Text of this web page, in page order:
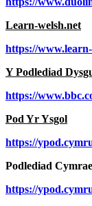
Learn-welsh.net
https://
Y Podlediad
https://
Pod Yr Ysgol
https://
Podlediad
https://